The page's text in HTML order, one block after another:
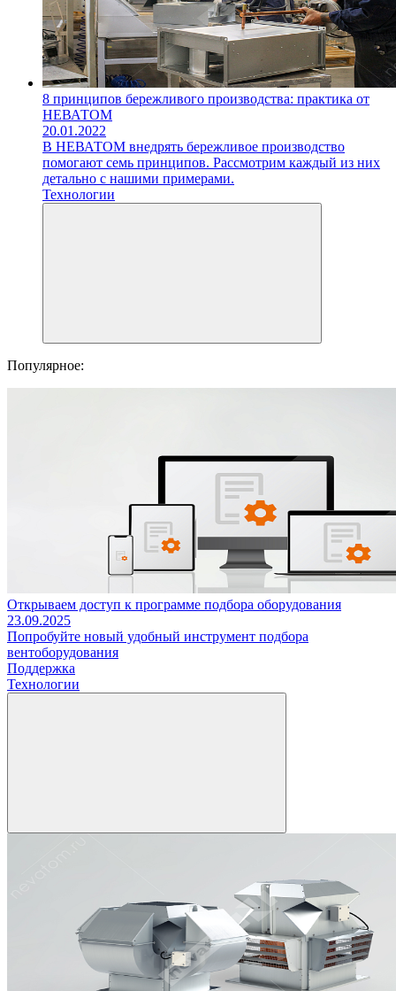
8 принципов бережливого производства: практика от
НЕВАТОМ
20.01.2022
В НЕВАТОМ внедрять бережливое производство
помогают семь принципов. Рассмотрим каждый из них
детально с нашими примерами.
Технологии
Популярное:
Открываем доступ к программе подбора оборудования
23.09.2025
Попробуйте новый удобный инструмент подбора
вентоборудования
Поддержка
Технологии